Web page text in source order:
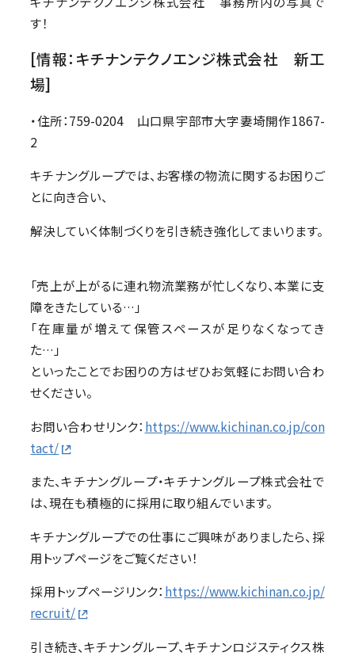
す！
[情報：キチナンテクノエンジ株式会社 新工
場]
・住所：759-0204 山口県宇部市大字妻埼開作1867-
2
キチナングループでは、お客様の物流に関するお困りご
とに向き合い、
解決していく体制づくりを引き続き強化してまいります。
「売上が上がるに連れ物流業務が忙しくなり、本業に支
障をきたしている…」
「在庫量が増えて保管スペースが足りなくなってき
た…」
といったことでお困りの方はぜひお気軽にお問い合わ
せください。
お問い合わせリンク： https://www.kichinan.co.jp/con
tact/
また、キチナングループ・キチナングループ株式会社で
は、現在も積極的に採用に取り組んでいます。
キチナングループでの仕事にご興味がありましたら、採
用トップページをご覧ください！
採用トップページリンク： https://www.kichinan.co.jp/
recruit/
引き続き、キチナングループ、キチナンロジスティクス株